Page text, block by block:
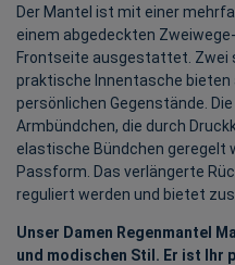
Der Mantel ist mit einer
einem abgedeckten
Frontseite ausgestattet. Zwei
praktische Innentasche bieten
persönlichen Gegenstände.
Armbündchen, die durch
elastische Bündchen geregelt
Passform. Das verlängerte
reguliert werden und bietet
Unser Damen Regenmantel
und modischen Stil. Er ist Ihr